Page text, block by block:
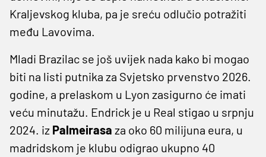
Kraljevskog kluba, pa je sreću odlučio potražiti
među Lavovima.
Mladi Brazilac se još uvijek nada kako bi mogao
biti na listi putnika za Svjetsko prvenstvo 2026.
godine, a prelaskom u Lyon zasigurno će imati
veću minutažu. Endrick je u Real stigao u srpnju
2024. iz Palmeirasa za oko 60 milijuna eura, u
madridskom je klubu odigrao ukupno 40